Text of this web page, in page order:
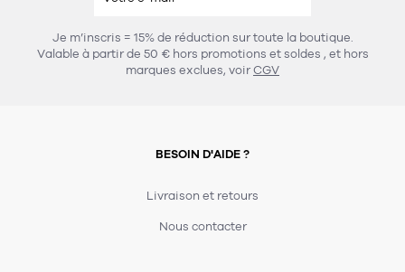
Je m’inscris = 15% de réduction sur toute la boutique.
Valable à partir de 50 € hors promotions et soldes , et hors
marques exclues, voirCGV
BESOIN D'AIDE ?
Livraison et retours
Nous contacter